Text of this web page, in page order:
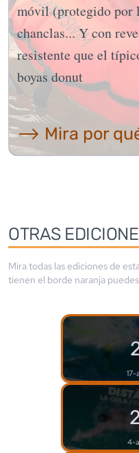
móvil (protegido por
chanclas... Y con
resistente que el
boyas donut
⟶ Mira por
OTRAS
Mira todas las ediciones de
tienen el borde naranja
17-
4-